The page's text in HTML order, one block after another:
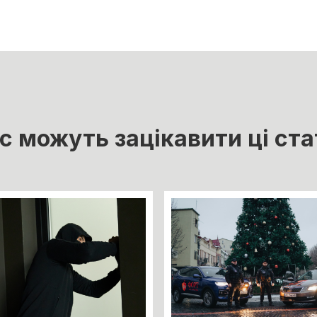
можуть зацікавити ці